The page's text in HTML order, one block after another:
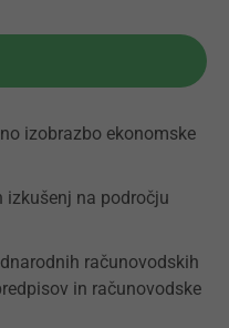
izobrazbo ekonomske
izkušenj na področju
računovodskih
in računovodske